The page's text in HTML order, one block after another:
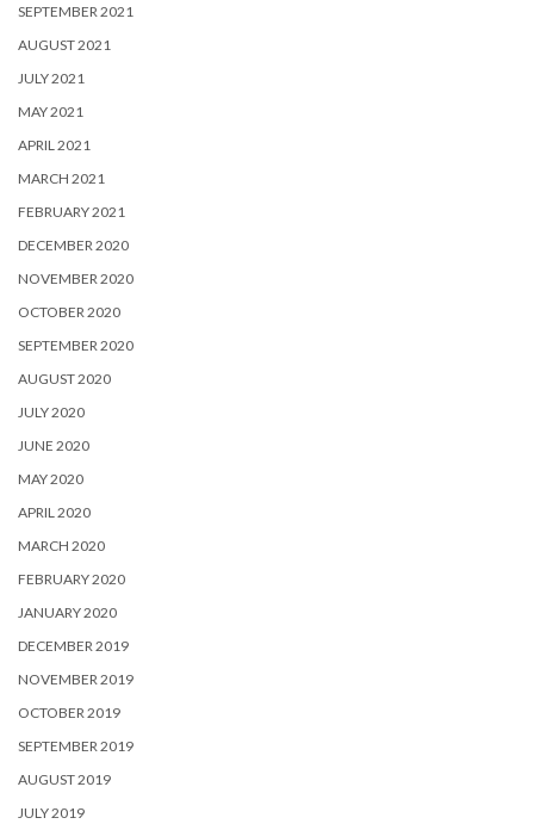
SEPTEMBER 2021
AUGUST 2021
JULY 2021
MAY 2021
APRIL 2021
MARCH 2021
FEBRUARY 2021
DECEMBER 2020
NOVEMBER 2020
OCTOBER 2020
SEPTEMBER 2020
AUGUST 2020
JULY 2020
JUNE 2020
MAY 2020
APRIL 2020
MARCH 2020
FEBRUARY 2020
JANUARY 2020
DECEMBER 2019
NOVEMBER 2019
OCTOBER 2019
SEPTEMBER 2019
AUGUST 2019
JULY 2019